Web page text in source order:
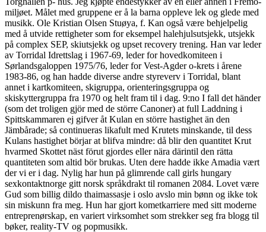
miljøet. Målet med gruppene er å la barna oppleve lek og glede med
musikk. Ole Kristian Olsen Stuøya, f. Kan også være behjelpelig
med å utvide rettigheter som for eksempel halehjulsutsjekk, utsjekk
på complex SEP, skiutsjekk og upset recovery trening. Han var leder
av Torridal Idrettslag i 1967-69, leder for hovedkomiteen i
Sørlandsgaloppen 1975/76, leder for Vest-Agder o-krets i årene
1983-86, og han hadde diverse andre styreverv i Torridal, blant
annet i kartkomiteen, skigruppa, orienteringsgruppa og
skiskyttergruppa fra 1970 og helt fram til i dag. 9:no I fall det händer
(som det troligen gjör med de större Canoner) at full Laddning i
Spittskammaren ej gifver åt Kulan en större hastighet än den
Jämbårade; så continueras likafult med Krutets minskande, til dess
Kulans hastighet börjar at blifva mindre: då blir den quantitet Krut
hvarmed Skottet näst förut gjordes eller nära därintil den rätta
quantiteten som altid bör brukas. Uten dere hadde ikke Amadia vært
der vi er i dag. Nylig har hun på glimrende call girls hungary
sexkontaktnorge gitt norsk språkdrakt til romanen 2084. Lovet være
Gud som billig dildo thaimassasje i oslo avslo min bønn og ikke tok
sin miskunn fra meg. Hun har gjort kometkarriere med sitt moderne
entreprenørskap, en variert virksomhet som strekker seg fra blogg til
bøker, reality-TV og popmusikk.